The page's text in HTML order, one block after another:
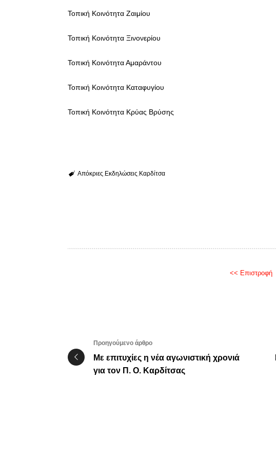
Τοπική Κοινότητα Ζαιμίου
Τοπική Κοινότητα Ξινονερίου
Τοπική Κοινότητα Αμαράντου
Τοπική Κοινότητα Καταφυγίου
Τοπική Κοινότητα Κρύας Βρύσης
Απόκριες Εκδηλώσεις Καρδίτσα
<< Επιστροφή
Προηγούμενο άρθρο
Με επιτυχίες η νέα αγωνιστική χρονιά
για τον Π. Ο. Καρδίτσας